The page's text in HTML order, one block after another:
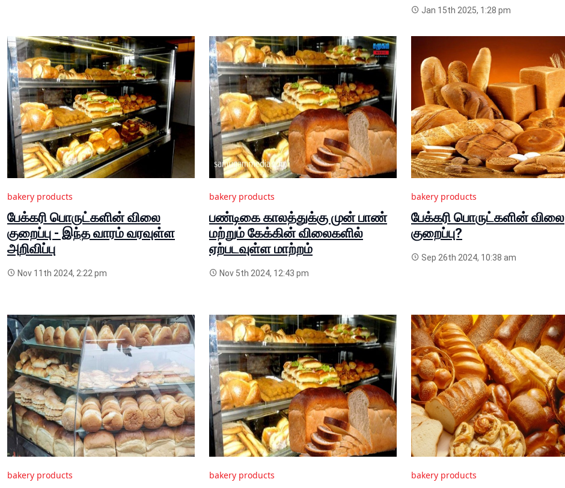
Jan 15th 2025, 1:28 pm
bakery products
பேக்கரி பொருட்களின் விலை
குறைப்பு - இந்த வாரம் வரவுள்ள
அறிவிப்பு
Nov 11th 2024, 2:22 pm
bakery products
பண்டிகை காலத்துக்கு முன் பாண்
மற்றும் கேக்கின் விலைகளில்
ஏற்படவுள்ள மாற்றம்
Nov 5th 2024, 12:43 pm
bakery products
பேக்கரி பொருட்களின் விலை
குறைப்பு?
Sep 26th 2024, 10:38 am
bakery products bakery products bakery products